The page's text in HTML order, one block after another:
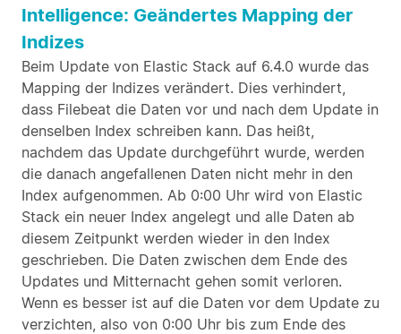
Intelligence: Geändertes Mapping der
Indizes
Beim Update von Elastic Stack auf 6.4.0 wurde das
Mapping der Indizes verändert. Dies verhindert,
dass Filebeat die Daten vor und nach dem Update in
denselben Index schreiben kann. Das heißt,
nachdem das Update durchgeführt wurde, werden
die danach angefallenen Daten nicht mehr in den
Index aufgenommen. Ab 0:00 Uhr wird von Elastic
Stack ein neuer Index angelegt und alle Daten ab
diesem Zeitpunkt werden wieder in den Index
geschrieben. Die Daten zwischen dem Ende des
Updates und Mitternacht gehen somit verloren.
Wenn es besser ist auf die Daten vor dem Update zu
verzichten, also von 0:00 Uhr bis zum Ende des